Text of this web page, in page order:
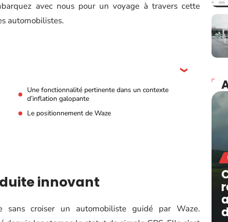
avec nous pour un voyage à travers cette
automobilistes.
Une fonctionnalité pertinente dans un contexte
d’inflation galopante
Le positionnement de Waze
innovant
sans croiser un automobiliste guidé par Waze.